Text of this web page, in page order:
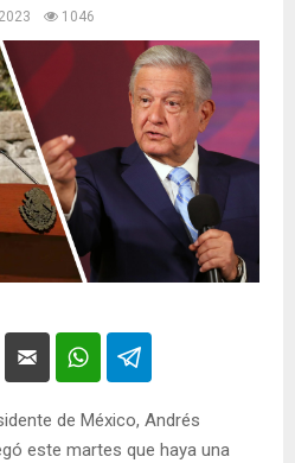
1046
de México, Andrés
este martes que haya una